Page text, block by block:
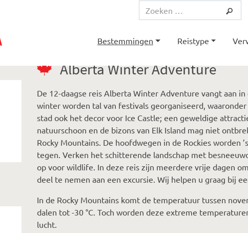
Bestemmingen Reistype
Alberta Winter Adventure
De 12-daagse reis Alberta Winter Adventure vangt aan
winter worden tal van festivals georganiseerd,
stad ook het decor voor Ice Castle; een geweldige
natuurschoon en de bizons van Elk Island mag niet
Rocky Mountains. De hoofdwegen in de Rockies
tegen. Verken het schitterende landschap met
op voor wildlife. In deze reis zijn meerdere vrije dagen
deel te nemen aan een excursie. Wij helpen u graag bij
In de Rocky Mountains komt de temperatuur tussen
dalen tot -30 °C. Toch worden deze extreme
lucht.